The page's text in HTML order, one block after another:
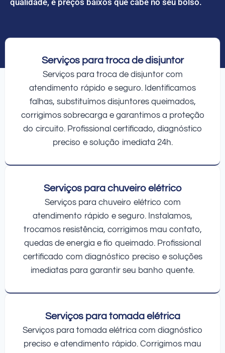
Serviços para troca de disjuntor
Serviços para troca de disjuntor com
atendimento rápido e seguro. Identificamos
falhas, substituímos disjuntores queimados,
corrigimos sobrecarga e garantimos a proteção
do circuito. Profissional certificado, diagnóstico
preciso e solução imediata 24h.
Serviços para chuveiro elétrico
Serviços para chuveiro elétrico com
atendimento rápido e seguro. Instalamos,
trocamos resistência, corrigimos mau contato,
quedas de energia e fio queimado. Profissional
certificado com diagnóstico preciso e soluções
imediatas para garantir seu banho quente.
Serviços para tomada elétrica
Serviços para tomada elétrica com diagnóstico
preciso e atendimento rápido. Corrigimos mau